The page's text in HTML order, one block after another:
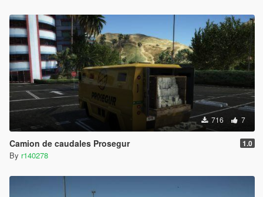
716 7
Camion de caudales Prosegur 1.0
By r140278